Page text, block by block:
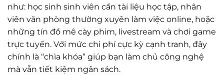
như: học sinh sinh viên cần tài liệu học tập, nhân
viên văn phòng thường xuyên làm việc online, hoặc
những tín đồ mê cày phim, livestream và chơi game
trực tuyến. Với mức chi phí cực kỳ cạnh tranh, đây
chính là “chìa khóa” giúp bạn làm chủ công nghệ
mà vẫn tiết kiệm ngân sách.